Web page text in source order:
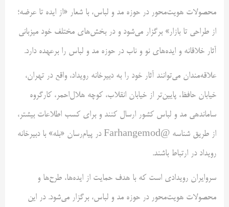
محصولات هویت‌محور در حوزه مد و لباس، با شعار «از ایده تا عرضه؛
از طراحی تا بازار» برگزار می‌شود و در بخش‌های مختلف خود میزبانی
آثار خلاقانه و ایده‌های نو و ناب در حوزه مد و لباس را برعهده دارد.
علاقه‌مندان می‌توانند آثار خود را به دبیرخانه رویداد، واقع در تهران،
خیابان حافظ، پایین‌تر از خیابان انقلاب، کوچه هلال‌احمر، کارگروه
ساماندهی مد و لباس کشور ارسال کنند و برای کسب اطلاعات بیشتر،
از طریق شناسه @Farhangemod در پیام‌رسان «بله» با دبیرخانه
رویداد در ارتباط باشند.
سروایران رویدادی است که با هدف حمایت از ایده‌ها، طرح‌ها و
محصولات هویت‌محور در حوزه مد و لباس، برگزار می‌شود. در این